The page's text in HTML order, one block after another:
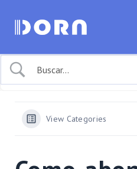
View Categories